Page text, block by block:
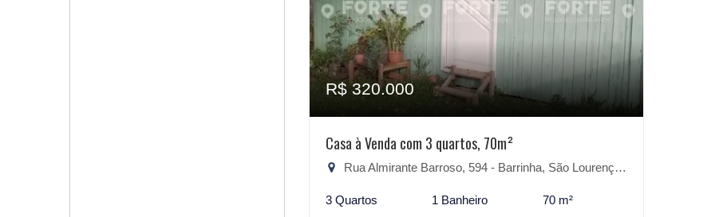
R$ 320.000
Casa à Venda com 3 quartos, 70m²
Rua Almirante Barroso, 594 - Barrinha, São Lourenço do Sul-RS
3 Quartos 1 Banheiro 70 m²